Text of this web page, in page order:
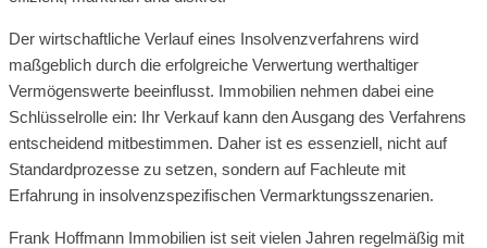
Der wirtschaftliche Verlauf eines Insolvenzverfahrens wird
maßgeblich durch die erfolgreiche Verwertung werthaltiger
Vermögenswerte beeinflusst. Immobilien nehmen dabei eine
Schlüsselrolle ein: Ihr Verkauf kann den Ausgang des Verfahrens
entscheidend mitbestimmen. Daher ist es essenziell, nicht auf
Standardprozesse zu setzen, sondern auf Fachleute mit
Erfahrung in insolvenzspezifischen Vermarktungsszenarien.
Frank Hoffmann Immobilien ist seit vielen Jahren regelmäßig mit